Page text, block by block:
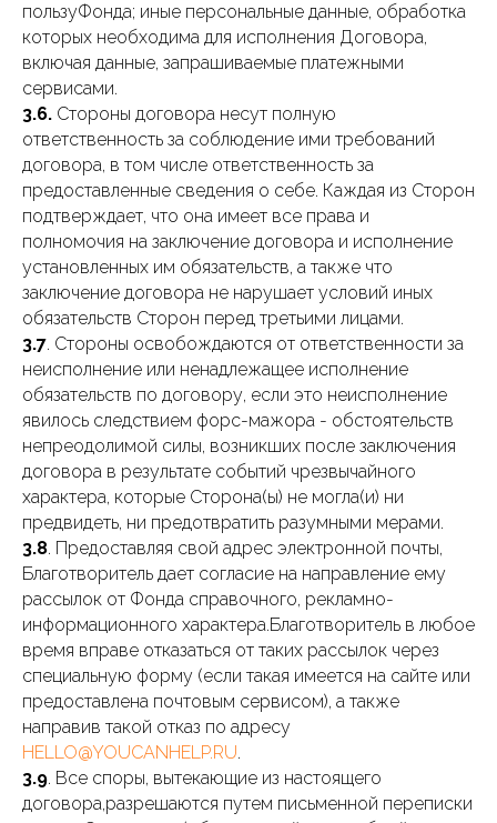
пользуФонда; иные персональные данные, обработка
которых необходима для исполнения Договора,
включая данные, запрашиваемые платежными
сервисами.
3.6. Стороны договора несут полную
ответственность за соблюдение ими требований
договора, в том числе ответственность за
предоставленные сведения о себе. Каждая из Сторон
подтверждает, что она имеет все права и
полномочия на заключение договора и исполнение
установленных им обязательств, а также что
заключение договора не нарушает условий иных
обязательств Сторон перед третьими лицами.
3.7. Стороны освобождаются от ответственности за
неисполнение или ненадлежащее исполнение
обязательств по договору, если это неисполнение
явилось следствием форс-мажора - обстоятельств
непреодолимой силы, возникших после заключения
договора в результате событий чрезвычайного
характера, которые Сторона(ы) не могла(и) ни
предвидеть, ни предотвратить разумными мерами.
3.8. Предоставляя свой адрес электронной почты,
Благотворитель дает согласие на направление ему
рассылок от Фонда справочного, рекламно-
информационного характера.Благотворитель в любое
время вправе отказаться от таких рассылок через
специальную форму (если такая имеется на сайте или
предоставлена почтовым сервисом), а также
направив такой отказ по адресу
HELLO@YOUCANHELP.RU.
3.9. Все споры, вытекающие из настоящего
договора,разрешаются путем письменной переписки